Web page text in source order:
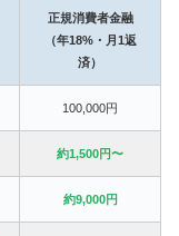
正規消費者金融
（年18%・月1返
済）
100,000円
約1,500円〜
約9,000円